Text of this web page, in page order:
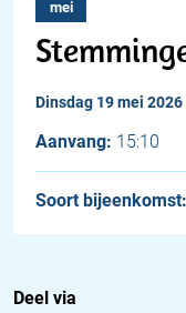
mei
dinsdag 19 mei 2026
Aanvang: 15:10
Soort bijeenkomst:
Deel via